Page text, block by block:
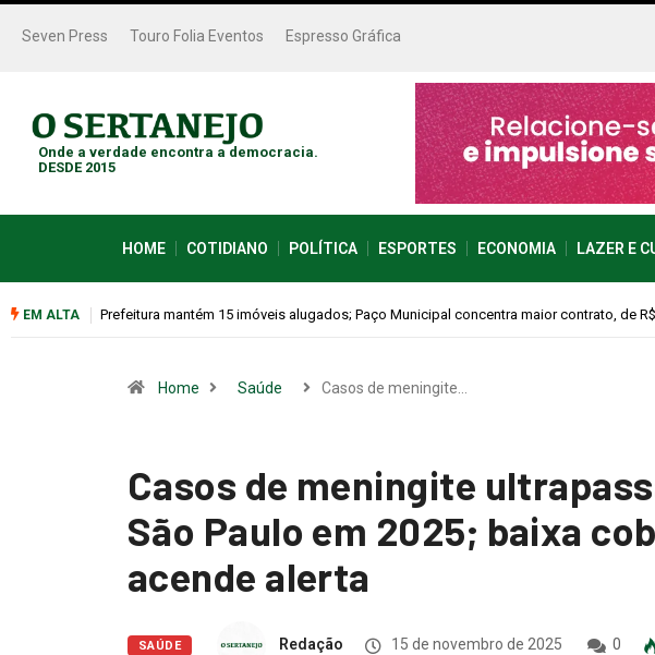
Seven Press Touro Folia Eventos Espresso Gráfica
Onde a verdade encontra a democracia.
DESDE 2015
HOME COTIDIANO POLÍTICA ESPORTES ECONOMIA LAZER E
EM ALTA Colina promove 1º Fórum de Turismo para discutir desenvolvimento econômico
Home Saúde Casos de meningite…
Casos de meningite
São Paulo em 2025; baixa
acende alerta
SAÚDE Redação 15 de novembro de 2025 0